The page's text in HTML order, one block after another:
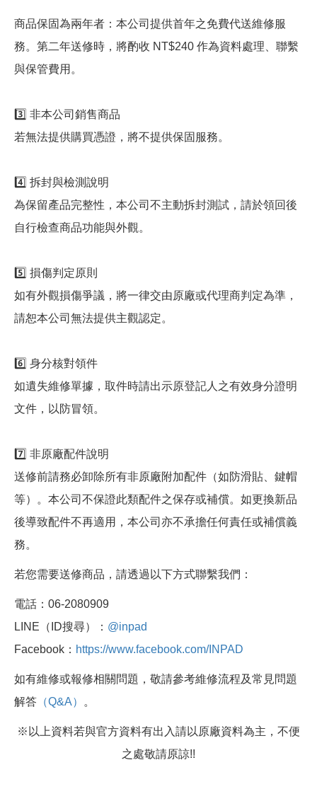
商品保固為兩年者：本公司提供首年之免費代送維修服
務。第二年送修時，將酌收 NT$240 作為資料處理、聯繫
與保管費用。
3️⃣ 非本公司銷售商品
若無法提供購買憑證，將不提供保固服務。
4️⃣ 拆封與檢測說明
為保留產品完整性，本公司不主動拆封測試，請於領回後
自行檢查商品功能與外觀。
5️⃣ 損傷判定原則
如有外觀損傷爭議，將一律交由原廠或代理商判定為準，
請恕本公司無法提供主觀認定。
6️⃣ 身分核對領件
如遺失維修單據，取件時請出示原登記人之有效身分證明
文件，以防冒領。
7️⃣ 非原廠配件說明
送修前請務必卸除所有非原廠附加配件（如防滑貼、鍵帽
等）。本公司不保證此類配件之保存或補償。如更換新品
後導致配件不再適用，本公司亦不承擔任何責任或補償義
務。
若您需要送修商品，請透過以下方式聯繫我們：
電話：06-2080909
LINE（ID搜尋）： @inpad
Facebook： https://www.facebook.com/INPAD
如有維修或報修相關問題，敬請參考維修流程及常見問題
解答 （Q&A） 。
※以上資料若與官方資料有出入請以原廠資料為主，不便
之處敬請原諒!!